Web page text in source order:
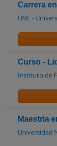
Carrera
UNL -
Curso -
Instituto de
Maestria
Universidad